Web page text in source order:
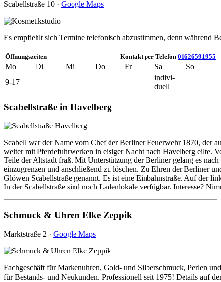
Scabellstraße 10 · Google Maps
Es empfiehlt sich Termine telefonisch abzustimmen, denn während
Öffnungszeiten Kontakt per Telefon 01626591955
Mo Di Mi Do Fr Sa
So
9-17
indivi­
duell
–
Scabellstraße in Havelberg
Scabell war der Name vom Chef der Berliner Feuerwehr 1870, der
weiter mit Pferdefuhrwerken in eisiger Nacht nach Havelberg eilte.
Teile der Altstadt fraß. Mit Unterstützung der Berliner gelang es
einzugrenzen und anschließend zu löschen. Zu Ehren der Berliner
Glöwen Scabellstraße genannt. Es ist eine Einbahnstraße. Auf der
In der Scabellstraße sind noch Ladenlokale verfügbar. Interesse?
Schmuck & Uhren Elke Zeppik
Marktstraße 2 · Google Maps
Fachgeschäft für Markenuhren, Gold- und Silberschmuck, Perlen
für Bestands- und Neukunden. Professionell seit 1975! Details auf